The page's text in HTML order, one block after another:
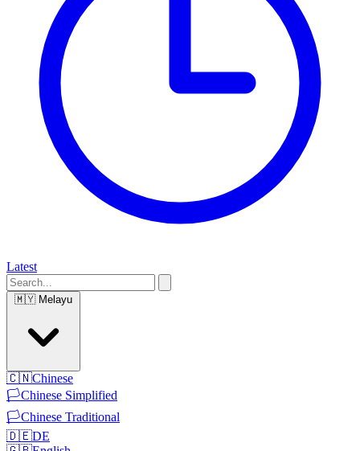
Latest
🇲🇾 Melayu
🇨🇳Chinese
🏳️Chinese Simplified
🏳️Chinese Traditional
🇩🇪DE